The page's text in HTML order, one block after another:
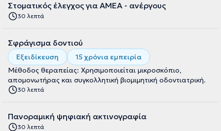
Στοματικός έλεγχος για ΑΜΕΑ - ανέργους
30 λεπτά
Σφράγισμα δοντιού
Εξειδίκευση
15 χρόνια εμπειρία
Μέθοδος θεραπείας: Χρησιμοποιείται μικροσκόπιο,
απομονωτήρας και συγκολλητική βιομιμητική οδοντιατρική.
30 λεπτά
Πανοραμική ψηφιακή ακτινογραφία
30 λεπτά